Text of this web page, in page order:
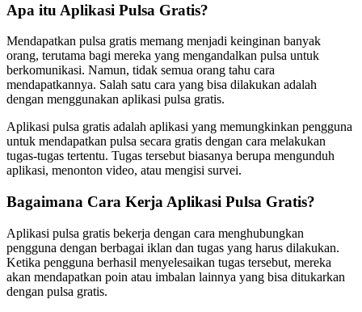
Apa itu Aplikasi Pulsa Gratis?
Mendapatkan pulsa gratis memang menjadi keinginan banyak
orang, terutama bagi mereka yang mengandalkan pulsa untuk
berkomunikasi. Namun, tidak semua orang tahu cara
mendapatkannya. Salah satu cara yang bisa dilakukan adalah
dengan menggunakan aplikasi pulsa gratis.
Aplikasi pulsa gratis adalah aplikasi yang memungkinkan pengguna
untuk mendapatkan pulsa secara gratis dengan cara melakukan
tugas-tugas tertentu. Tugas tersebut biasanya berupa mengunduh
aplikasi, menonton video, atau mengisi survei.
Bagaimana Cara Kerja Aplikasi Pulsa Gratis?
Aplikasi pulsa gratis bekerja dengan cara menghubungkan
pengguna dengan berbagai iklan dan tugas yang harus dilakukan.
Ketika pengguna berhasil menyelesaikan tugas tersebut, mereka
akan mendapatkan poin atau imbalan lainnya yang bisa ditukarkan
dengan pulsa gratis.